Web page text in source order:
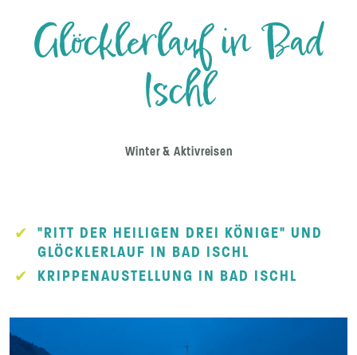
Glöcklerlauf in Bad
Ischl
Winter & Aktivreisen
"RITT DER HEILIGEN DREI KÖNIGE" UND
GLÖCKLERLAUF IN BAD ISCHL
KRIPPENAUSTELLUNG IN BAD ISCHL